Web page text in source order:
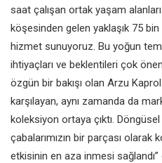
saat çalışan ortak yaşam
köşesinden gelen yaklaşık 75
hizmet sunuyoruz. Bu yoğun
ihtiyaçları ve beklentileri çok
özgün bir bakışı olan Arzu
karşılayan, aynı zamanda da
koleksiyon ortaya çıktı.
çabalarımızın bir parçası
etkisinin en aza inmesi sağlandı”